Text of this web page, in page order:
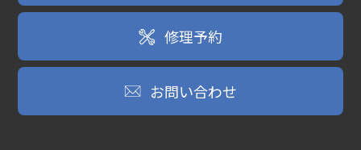
修理予約
お問い合わせ